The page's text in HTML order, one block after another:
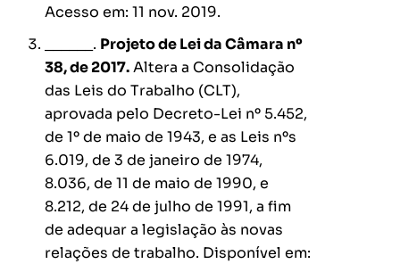
Acesso em: 11 nov. 2019.
______. Projeto de Lei da Câmara nº
38, de 2017.Altera a Consolidação
das Leis do Trabalho (CLT),
aprovada pelo Decreto-Lei nº 5.452,
de 1º de maio de 1943, e as Leis nºs
6.019, de 3 de janeiro de 1974,
8.036, de 11 de maio de 1990, e
8.212, de 24 de julho de 1991, a fim
de adequar a legislação às novas
relações de trabalho. Disponível em: